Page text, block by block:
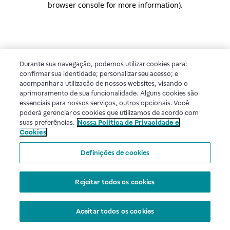
browser console for more information).
Durante sua navegação, podemos utilizar cookies para:
confirmar sua identidade; personalizar seu acesso; e
acompanhar a utilização de nossos websites, visando o
aprimoramento de sua funcionalidade. Alguns cookies são
essenciais para nossos serviços, outros opcionais. Você
poderá gerenciar os cookies que utilizamos de acordo com
suas preferências. Nossa Política de Privacidade e
Cookies
Definições de cookies
Rejeitar todos os cookies
Aceitar todos os cookies